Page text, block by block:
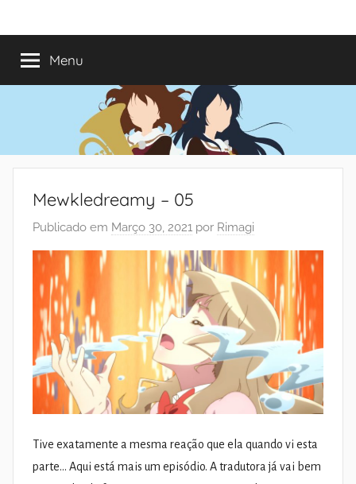
paraMundo
do
Shoujo
anos
a
romances
Menu
Mewkledreamy – 05
Publicado em Março 30, 2021 por Rimagi
Tive exatamente a mesma reação que ela quando vi esta
parte… Aqui está mais um episódio. A tradutora já vai bem